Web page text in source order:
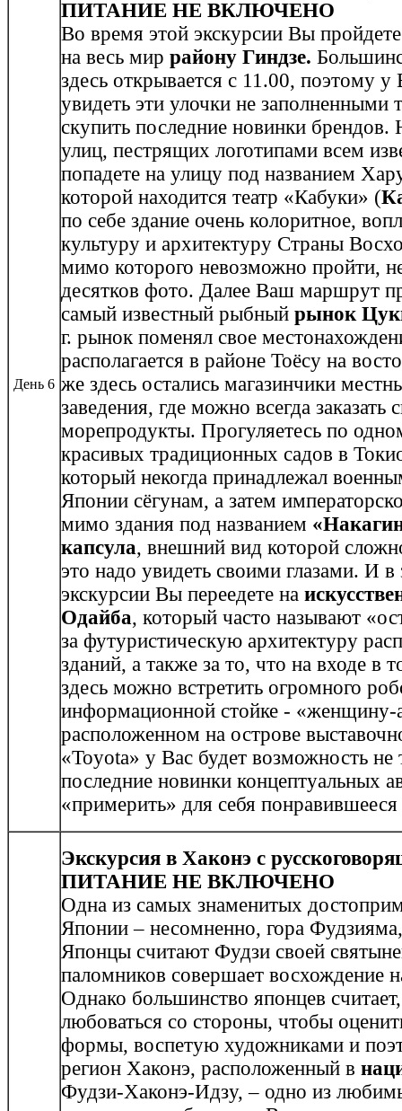
День 6
ПИТАНИЕ НЕ ВКЛЮЧЕНО
Во время этой экскурсии Вы
на весь мир району Гиндзе.
здесь открывается с 11.00, поэтому у
увидеть эти улочки не
скупить последние новинки брендов.
улиц, пестрящих логотипами всем
попадете на улицу под названием
которой находится театр «Кабуки» (
по себе здание очень колоритное,
культуру и архитектуру Страны
мимо которого невозможно пройти,
десятков фото. Далее Ваш маршрут
самый известный рыбный рынок
г. рынок поменял свое
располагается в районе Тоёсу на
же здесь остались магазинчики
заведения, где можно всегда заказать
морепродукты. Прогуляетесь по
красивых традиционных садов в
который некогда принадлежал
Японии сёгунам, а затем
мимо здания под названием
капсула, внешний вид которой
это надо увидеть своими глазами. И
экскурсии Вы переедете на
Одайба, который часто называют
за футуристическую архитектуру
зданий, а также за то, что на входе в
здесь можно встретить огромного
информационной стойке -
расположенном на острове
«Toyota» у Вас будет возможность не
последние новинки концептуальных
«примерить» для себя понравившееся
Экскурсия в Хаконэ с
ПИТАНИЕ НЕ ВКЛЮЧЕНО
Одна из самых знаменитых
Японии – несомненно, гора
Японцы считают Фудзи своей
паломников совершает восхождение
Однако большинство японцев
любоваться со стороны, чтобы
формы, воспетую художниками и
регион Хаконэ, расположенный в
Фудзи-Хаконэ-Идзу, – одно из